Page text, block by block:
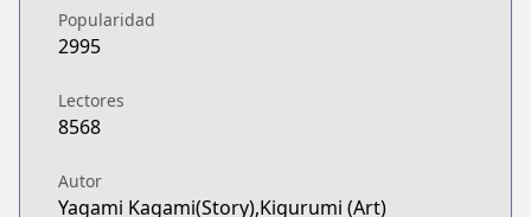
Popularidad
2995
Lectores
8568
Autor
Yagami Kagami(Story),Kigurumi (Art)